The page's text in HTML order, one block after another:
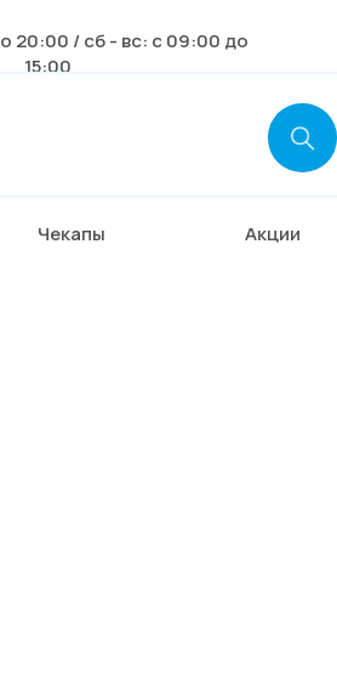
20:00 / сб - вс: с 09:00 до
15:00
Акции
Чекапы